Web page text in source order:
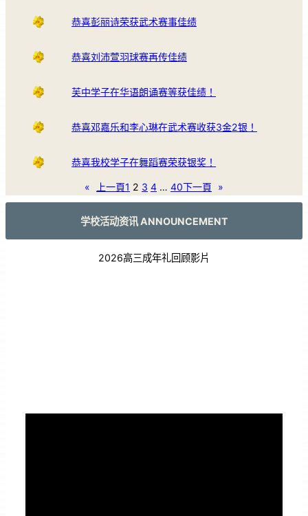
恭喜彭丽诗荣获武术赛事佳绩
恭喜刘沛萱羽球赛再传佳绩
芙中学子在华语朗诵赛等获佳绩！
恭喜邓嘉乐和李心琳在武术赛收获3金2银！
恭喜我校学子在舞蹈赛荣获银奖！
« 上一頁1 2 3 4 … 40下一頁 »
学校活动资讯 ANNOUNCEMENT
2026高三成年礼回顾影片